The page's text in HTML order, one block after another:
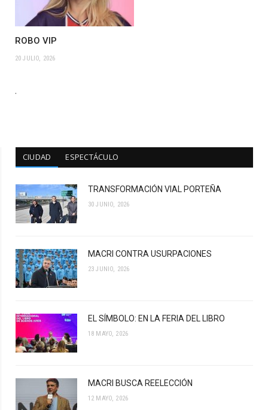
ROBO VIP
20 JULIO, 2026
.
CIUDAD ESPECTÁCULO
TRANSFORMACIÓN VIAL PORTEÑA
30 JUNIO, 2026
MACRI CONTRA USURPACIONES
23 JUNIO, 2026
EL SÍMBOLO: EN LA FERIA DEL LIBRO
18 MAYO, 2026
MACRI BUSCA REELECCIÓN
12 MAYO, 2026